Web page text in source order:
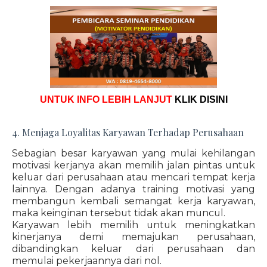
UNTUK INFO LEBIH LANJUT KLIK DISINI
4. Menjaga Loyalitas Karyawan Terhadap Perusahaan
Sebagian besar karyawan yang mulai kehilangan
motivasi kerjanya akan memilih jalan pintas untuk
keluar dari perusahaan atau mencari tempat kerja
lainnya. Dengan adanya training motivasi yang
membangun kembali semangat kerja karyawan,
maka keinginan tersebut tidak akan muncul.
Karyawan lebih memilih untuk meningkatkan
kinerjanya demi memajukan perusahaan,
dibandingkan keluar dari perusahaan dan
memulai pekerjaannya dari nol.